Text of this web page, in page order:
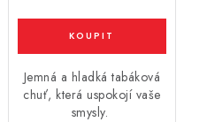
Jemná a hladká tabáková
chuť, která uspokojí vaše
smysly.